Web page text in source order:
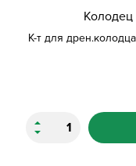
Колодец
К-т для